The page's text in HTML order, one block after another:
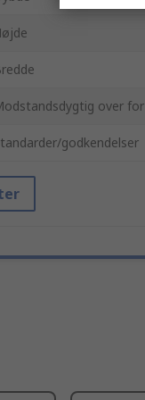
over
godkendelser